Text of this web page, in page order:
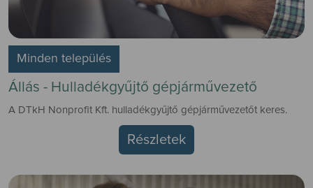
Minden település
Állás - Hulladékgyűjtő gépjárművezető
A DTkH Nonprofit Kft. hulladékgyűjtő gépjárművezetőt keres.
Részletek